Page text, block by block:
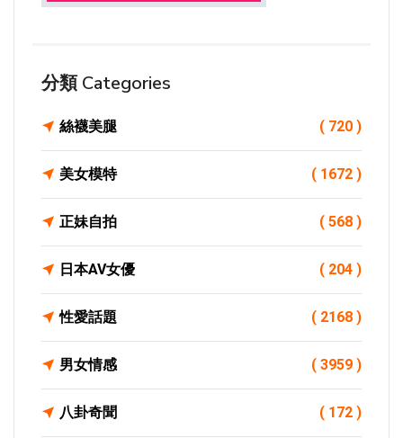
分類 Categories
絲襪美腿 ( 720 )
美女模特 ( 1672 )
正妹自拍 ( 568 )
日本AV女優 ( 204 )
性愛話題 ( 2168 )
男女情感 ( 3959 )
八卦奇聞 ( 172 )